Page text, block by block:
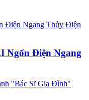
Ngốn Điện Ngang